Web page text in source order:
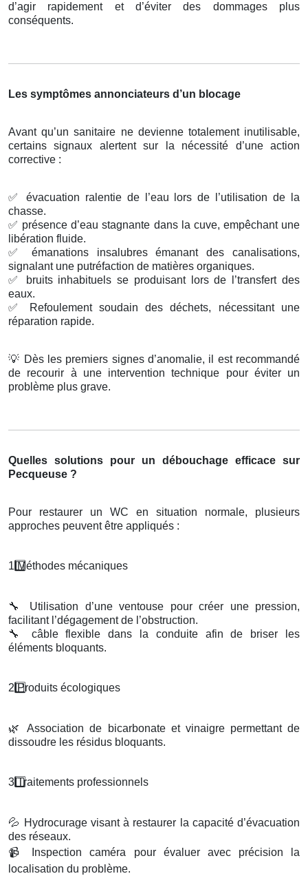
d’agir rapidement et d’éviter des dommages plus
conséquents.
Les symptômes annonciateurs d’un blocage
Avant qu’un sanitaire ne devienne totalement inutilisable,
certains signaux alertent sur la nécessité d’une action
corrective :
✅
évacuation ralentie de l’eau lors de l’utilisation de la
chasse.
✅ présence d’eau stagnante dans la cuve, empêchant une
libération fluide.
✅
émanations insalubres émanant des canalisations,
signalant une putréfaction de matières organiques.
✅
bruits inhabituels se produisant lors de l’transfert des
eaux.
✅
Refoulement soudain des déchets, nécessitant une
réparation rapide.
💡 Dès les premiers signes d’anomalie, il est recommandé
de recourir à une intervention technique pour éviter un
problème plus grave.
Quelles solutions pour un débouchage efficace sur
Pecqueuse ?
Pour restaurer un WC en situation normale, plusieurs
approches peuvent être appliqués :
1️ Méthodes mécaniques
🔧
Utilisation d’une ventouse pour créer une pression,
facilitant l’dégagement de l’obstruction.
🔧
câble flexible dans la conduite afin de briser les
éléments bloquants.
2️ Produits écologiques
🌿
Association de bicarbonate et vinaigre permettant de
dissoudre les résidus bloquants.
3️Traitements professionnels
💦 Hydrocurage visant à restaurer la capacité d’évacuation
des réseaux.
📹
Inspection caméra pour évaluer avec précision la
localisation du problème.